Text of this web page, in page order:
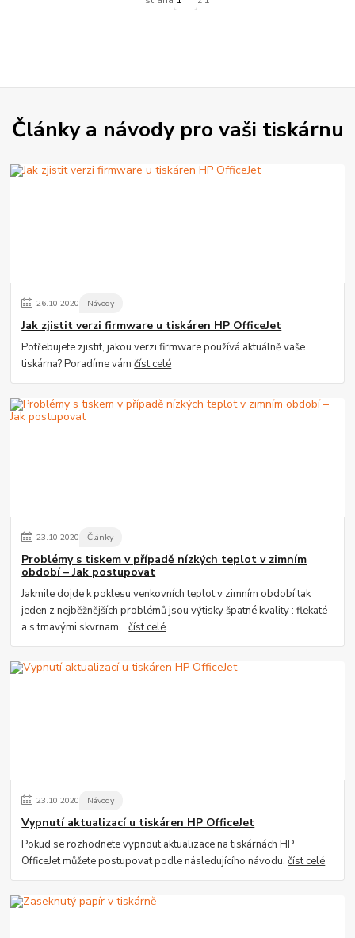
Články a návody pro vaši tiskárnu
26.10.2020 Návody
Jak zjistit verzi firmware u tiskáren HP OfficeJet
Potřebujete zjistit, jakou verzi firmware používá aktuálně vaše
tiskárna? Poradíme vámčíst celé
23.10.2020 Články
Problémy s tiskem v případě nízkých teplot v zimním
období – Jak postupovat
Jakmile dojde k poklesu venkovních teplot v zimním období tak
jeden z nejběžnějších problémů jsou výtisky špatné kvality : flekaté
a s tmavými skvrnam...číst celé
23.10.2020 Návody
Vypnutí aktualizací u tiskáren HP OfficeJet
Pokud se rozhodnete vypnout aktualizace na tiskárnách HP
OfficeJet můžete postupovat podle následujícího návodu.číst celé